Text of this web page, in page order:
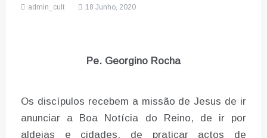
admin_cult 18 Junho, 2020
Pe. Georgino Rocha
Os discípulos recebem a missão de Jesus de ir
anunciar a Boa Notícia do Reino, de ir por
aldeias e cidades, de praticar actos de